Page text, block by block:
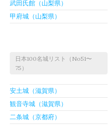
武田氏館（山梨県）
甲府城（山梨県）
日本100名城リスト（No51〜
75）
安土城（滋賀県）
観音寺城（滋賀県）
二条城（京都府）